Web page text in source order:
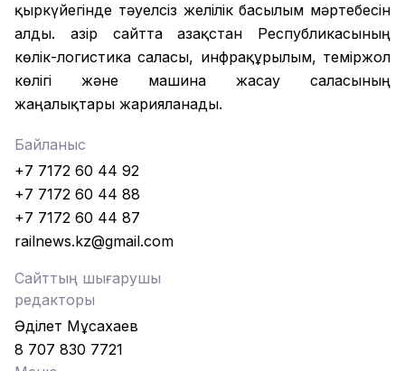
қыркүйегінде тәуелсіз желілік басылым мәртебесін
алды. Қазір сайтта Қазақстан Республикасының
көлік-логистика саласы, инфрақұрылым, теміржол
көлігі және машина жасау саласының
жаңалықтары жарияланады.
Байланыс
+7 7172 60 44 92
+7 7172 60 44 88
+7 7172 60 44 87
railnews.kz@gmail.com
Сайттың шығарушы
редакторы
Әділет Мұсахаев
8 707 830 7721